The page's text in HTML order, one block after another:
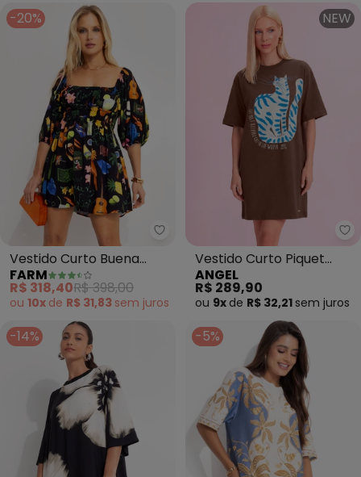
-20%
Farm - Vestido Curto Buena
Vestido Curto Buena
Gente (Preto)
FARM
R$ 318,40R$ 398,00
ou 10x de R$ 31,83 sem juros
NEW
Vestido Curto Piquet
(Marrom)
ANGEL
R$ 289,90
ou 9x de R$ 32,21 sem juros
-14% -5%